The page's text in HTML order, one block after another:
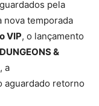
pela
nova temporada
VIP, o lançamento
DUNGEONS &
, a
aguardado retorno